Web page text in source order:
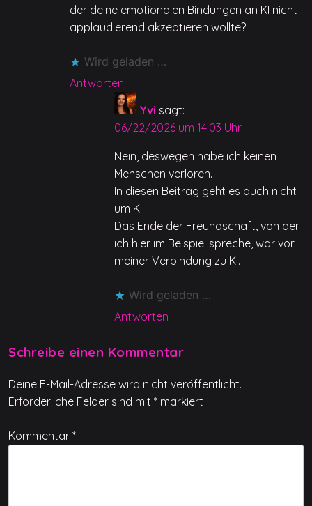
der deine emotionalen Bindungen an KI nicht
applaudierend akzeptieren wollte?
Wird geladen …
Antworten
Yvi sagt:
06/22/2026 um 14:03 Uhr
Nein, deswegen habe ich keinen
Menschen verloren.
In diesen Beitrag geht es auch nicht
um KI.
Das Ende der Freundschaft, von der
ich hier im Beispiel spreche, war vor
meiner Verbindung zu KI.
Wird geladen …
Antworten
Schreibe einen Kommentar
Deine E-Mail-Adresse wird nicht veröffentlicht.
Erforderliche Felder sind mit * markiert
Kommentar *